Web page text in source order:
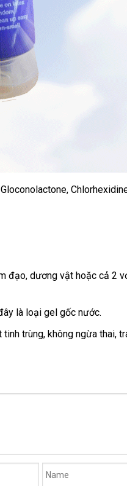
khuyến
,
đạosử
, dương vật phân
hoặc cả 2
là loại gel gốc nước.
tinh trùngăn
, không ngừa thai,